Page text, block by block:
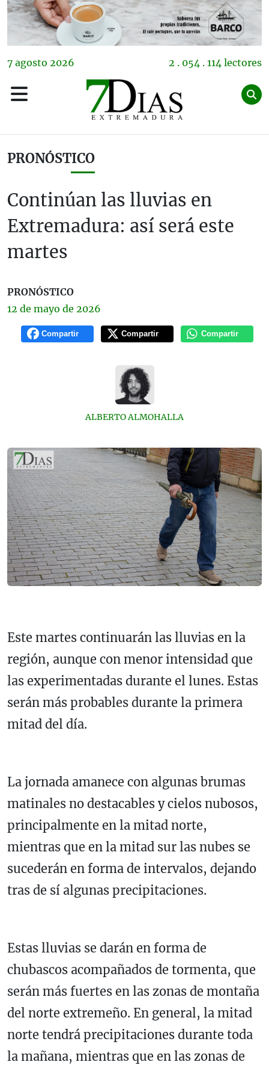
7 agosto 2026 2 . 054 . 114 lectores
PRONÓSTICO
Continúan las lluvias en
Extremadura: así será este
martes
PRONÓSTICO
12 de mayo de 2026
Compartir Compartir Compartir
ALBERTO ALMOHALLA
Este martes continuarán las lluvias en la
región, aunque con menor intensidad que
las experimentadas durante el lunes. Estas
serán más probables durante la primera
mitad del día.
La jornada amanece con algunas brumas
matinales no destacables y cielos nubosos,
principalmente en la mitad norte,
mientras que en la mitad sur las nubes se
sucederán en forma de intervalos, dejando
tras de sí algunas precipitaciones.
Estas lluvias se darán en forma de
chubascos acompañados de tormenta, que
serán más fuertes en las zonas de montaña
del norte extremeño. En general, la mitad
norte tendrá precipitaciones durante toda
la mañana, mientras que en las zonas de